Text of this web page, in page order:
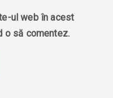
ul web în acest
o să comentez.